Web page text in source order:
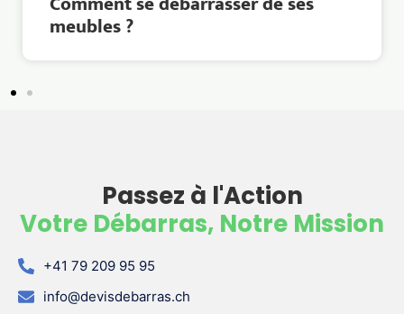
meubles ?
Passez à l'Action
Votre Débarras, Notre Mission
+41 79 209 95 95
info@devisdebarras.ch